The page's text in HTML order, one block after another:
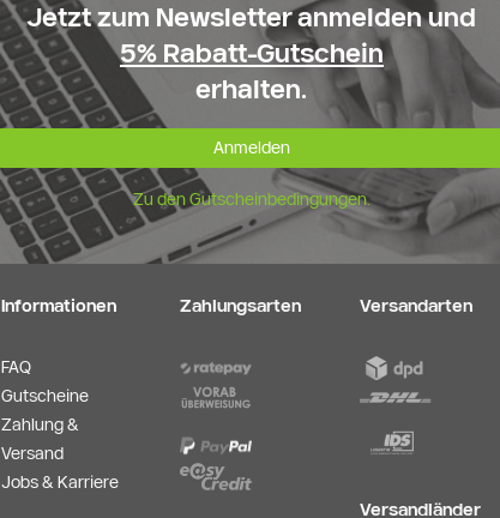
Jetzt zum Newsletter anmelden und
5% Rabatt-Gutschein
erhalten.
Anmelden
Zu den Gutscheinbedingungen.
Informationen
FAQ
Gutscheine
Zahlung &
Versand
Jobs & Karriere
Zahlungsarten Versandarten
Versandländer